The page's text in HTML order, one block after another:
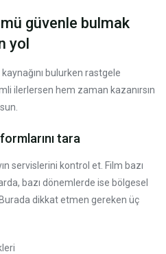
güvenle bulmak
yol
bulurken rastgele
ilerlersen hem zaman kazanırsın
tara
servislerini kontrol et. Film bazı
bazı dönemlerde ise bölgesel
dikkat etmen gereken üç